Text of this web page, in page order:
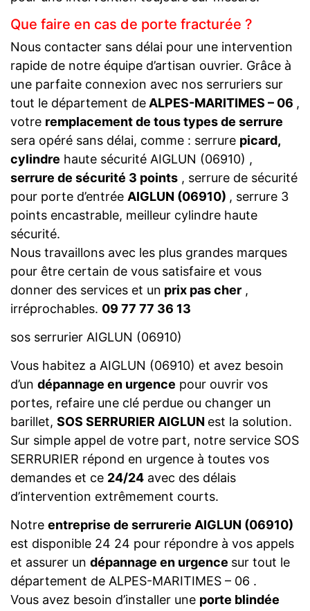
Que faire en cas de porte fracturée ?
Nous contacter sans délai pour une intervention
rapide de notre équipe d’artisan ouvrier. Grâce à
une parfaite connexion avec nos serruriers sur
tout le département deALPES-MARITIMES – 06 ,
votre remplacement de tous types de serrure
sera opéré sans délai, comme : serrure picard,
cylindre haute sécurité AIGLUN (06910) ,
serrure de sécurité 3 points , serrure de sécurité
pour porte d’entrée AIGLUN (06910) , serrure 3
points encastrable, meilleur cylindre haute
sécurité.
Nous travaillons avec les plus grandes marques
pour être certain de vous satisfaire et vous
donner des services et un prix pas cher ,
irréprochables. 09 77 77 36 13
sos serrurier AIGLUN (06910)
Vous habitez a AIGLUN (06910) et avez besoin
d’un dépannage en urgence pour ouvrir vos
portes, refaire une clé perdue ou changer un
barillet, SOS SERRURIER AIGLUN est la solution.
Sur simple appel de votre part, notre service SOS
SERRURIER répond en urgence à toutes vos
demandes et ce 24/24 avec des délais
d’intervention extrêmement courts.
Notre entreprise de serrurerie AIGLUN (06910)
est disponible 24 24 pour répondre à vos appels
et assurer un dépannage en urgence sur tout le
département de ALPES-MARITIMES – 06 .
Vous avez besoin d’installer une porte blindée